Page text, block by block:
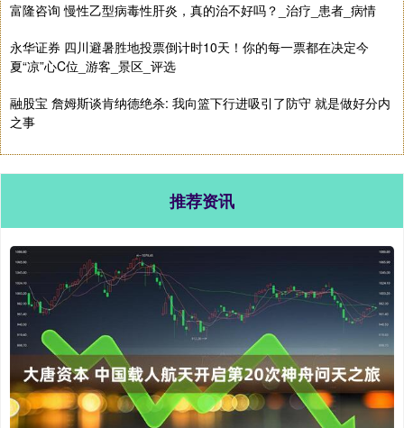
富隆咨询 慢性乙型病毒性肝炎，真的治不好吗？_治疗_患者_病情
永华证券 四川避暑胜地投票倒计时10天！你的每一票都在决定今
夏“凉”心C位_游客_景区_评选
融股宝 詹姆斯谈肯纳德绝杀: 我向篮下行进吸引了防守 就是做好分内
之事
推荐资讯